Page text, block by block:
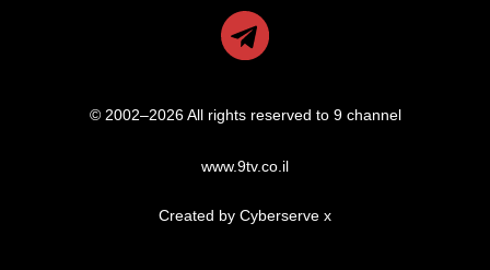
© 2002–2026 All rights reserved to 9 channel
www.9tv.co.il
Created by Cyberserve x